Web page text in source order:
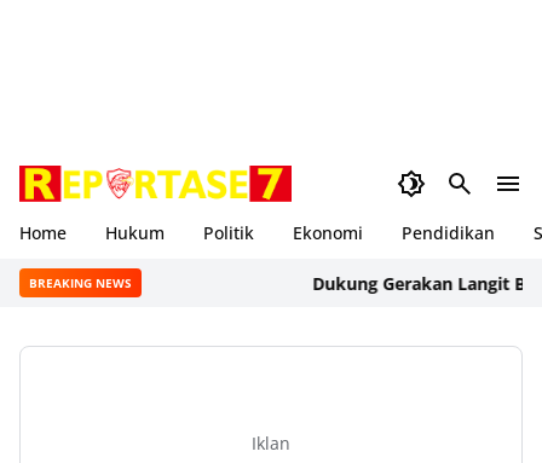
Home Hukum Politik Ekonomi Pendidikan
BREAKING NEWS Dukung Gerakan Langit Biru
Iklan